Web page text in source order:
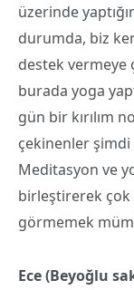
üzerinde
durumda, biz
destek vermeye
burada yoga
gün bir kırılım
çekinenler
Meditasyon ve
birleştirerek çok
görmemek
Ece (Beyoğlu